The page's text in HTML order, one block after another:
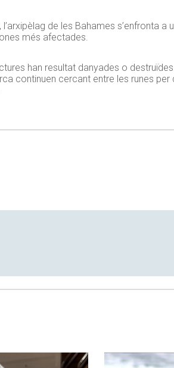
de les Bahames s’enfronta
més afectades.
han resultat danyades o
continuen cercant entre les runes